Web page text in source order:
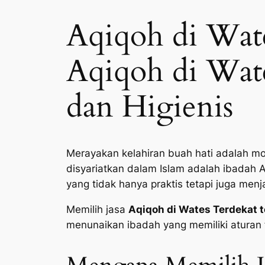
Aqiqoh di
Aqiqoh di
dan Higienis
Merayakan kelahiran buah hati adalah
disyariatkan dalam Islam adalah ibadah
yang tidak hanya praktis tetapi juga
Memilih jasa Aqiqoh di Wates Terdekat
menunaikan ibadah yang memiliki